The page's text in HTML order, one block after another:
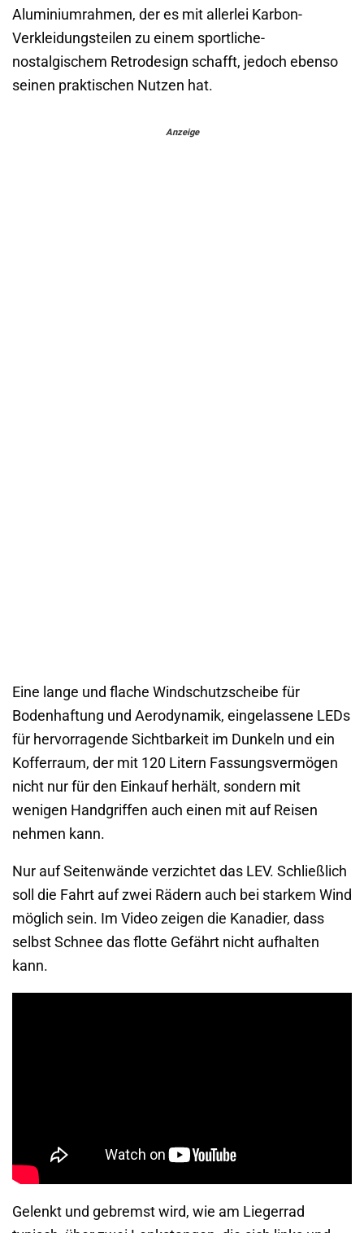
Aluminiumrahmen, der es mit allerlei Karbon-
Verkleidungsteilen zu einem sportliche-
nostalgischem Retrodesign schafft, jedoch ebenso
seinen praktischen Nutzen hat.
Anzeige
Eine lange und flache Windschutzscheibe für
Bodenhaftung und Aerodynamik, eingelassene LEDs
für hervorragende Sichtbarkeit im Dunkeln und ein
Kofferraum, der mit 120 Litern Fassungsvermögen
nicht nur für den Einkauf herhält, sondern mit
wenigen Handgriffen auch einen mit auf Reisen
nehmen kann.
Nur auf Seitenwände verzichtet das LEV. Schließlich
soll die Fahrt auf zwei Rädern auch bei starkem Wind
möglich sein. Im Video zeigen die Kanadier, dass
selbst Schnee das flotte Gefährt nicht aufhalten
kann.
Gelenkt und gebremst wird, wie am Liegerrad